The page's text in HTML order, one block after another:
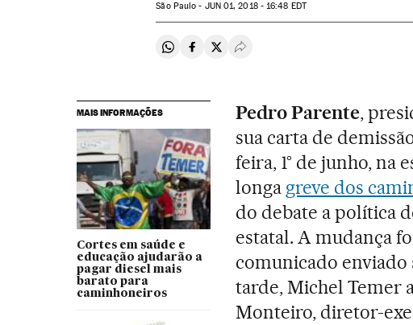
São Paulo - JUN 01, 2018 - 16:48 EDT
Compartir en Whatsapp
Compartir en Facebook
Compartir en Twitter
Desplegar Redes Sociales
MAIS INFORMAÇÕES
Cortes em saúde e
educação ajudarão a
pagar diesel mais
barato para
caminhoneiros
Pedro Parente,
sua carta de
feira, 1° de junho, na
longa greve dos
do debate a política
estatal. A mudança
comunicado enviado
tarde, Michel Temer
Monteiro, diretor-